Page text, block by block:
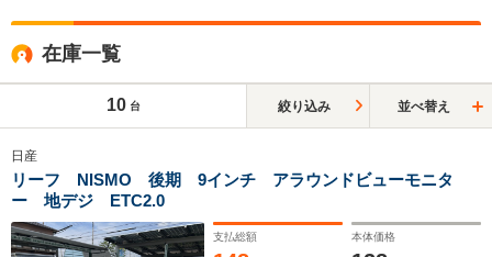
在庫一覧
10 台 絞り込み 並べ替え
日産
リーフ NISMO 後期 9インチ アラウンドビューモニタ
ー 地デジ ETC2.0
支払総額 本体価格